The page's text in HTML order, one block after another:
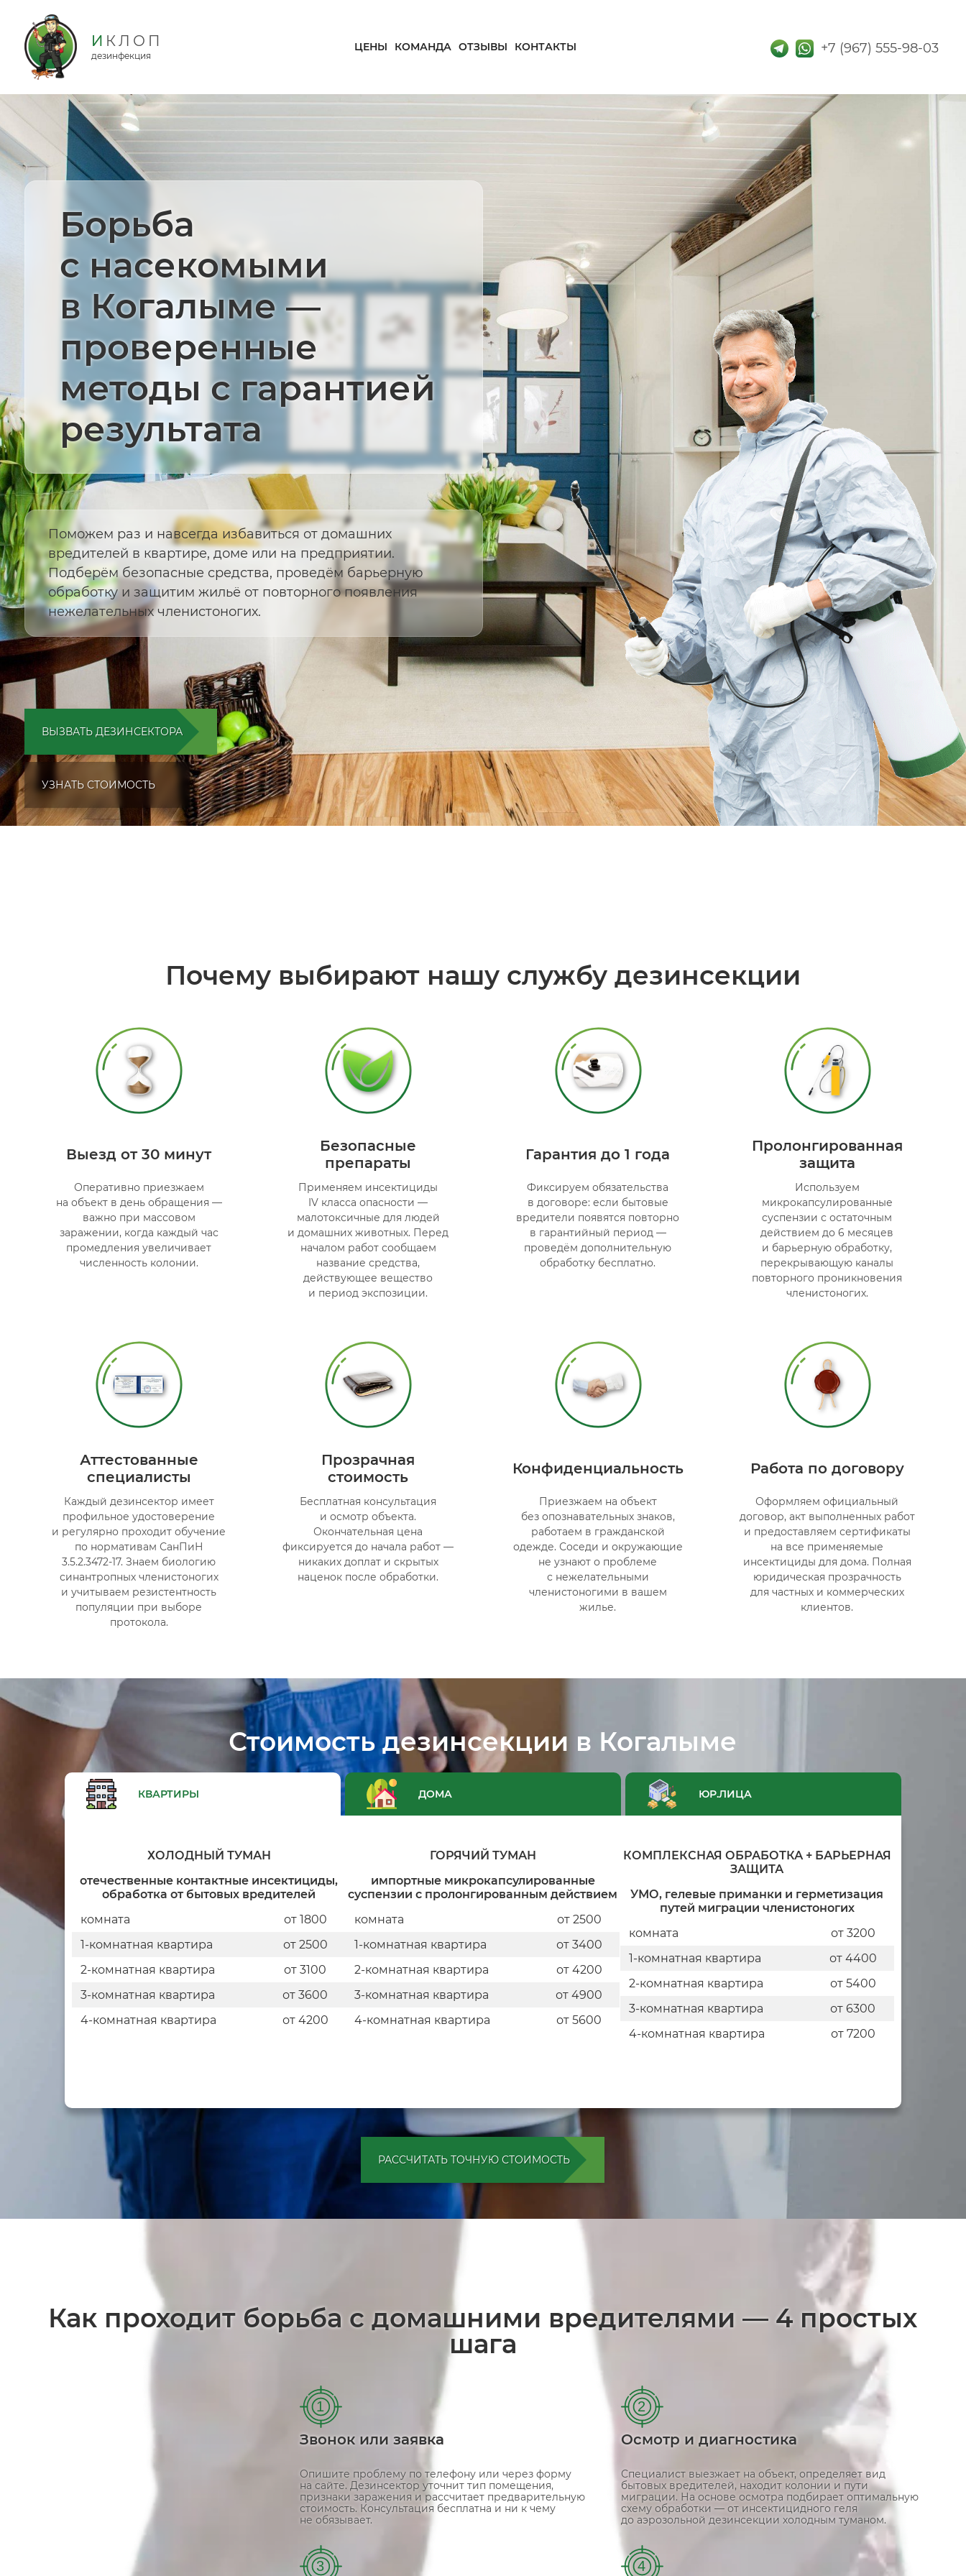
дезинфекция
ЦЕНЫ КОМАНДА ОТЗЫВЫ КОНТАКТЫ
Борьба
с насекомыми
в Когалыме —
проверенные
методы с гарантией
результата
Поможем раз и навсегда избавиться от домашних
вредителей в квартире, доме или на предприятии.
Подберём безопасные средства, проведём барьерную
обработку и защитим жильё от повторного появления
нежелательных членистоногих.
ВЫЗВАТЬ ДЕЗИНСЕКТОРА
УЗНАТЬ СТОИМОСТЬ
Почему выбирают нашу службу дезинсекции
Выезд от 30 минут
Оперативно приезжаем
на объект в день обращения —
важно при массовом
заражении, когда каждый час
промедления увеличивает
численность колонии.
Безопасные
препараты
Применяем инсектициды
IV класса опасности —
малотоксичные для людей
и домашних животных. Перед
началом работ сообщаем
название средства,
действующее вещество
и период экспозиции.
Гарантия до 1 года
Фиксируем обязательства
в договоре: если бытовые
вредители появятся повторно
в гарантийный период —
проведём дополнительную
обработку бесплатно.
Пролонгированная
защита
Используем
микрокапсулированные
суспензии с остаточным
действием до 6 месяцев
и барьерную обработку,
перекрывающую каналы
повторного проникновения
членистоногих.
Аттестованные
специалисты
Каждый дезинсектор имеет
профильное удостоверение
и регулярно проходит обучение
по нормативам СанПиН
3.5.2.3472-17. Знаем биологию
синантропных членистоногих
и учитываем резистентность
популяции при выборе
протокола.
Прозрачная
стоимость
Бесплатная консультация
и осмотр объекта.
Окончательная цена
фиксируется до начала работ —
никаких доплат и скрытых
наценок после обработки.
Конфиденциальность
Приезжаем на объект
без опознавательных знаков,
работаем в гражданской
одежде. Соседи и окружающие
не узнают о проблеме
с нежелательными
членистоногими в вашем
жилье.
Работа по договору
Оформляем официальный
договор, акт выполненных работ
и предоставляем сертификаты
на все применяемые
инсектициды для дома. Полная
юридическая прозрачность
для частных и коммерческих
клиентов.
Стоимость дезинсекции в Когалыме
КВАРТИРЫ ДОМА ЮР.ЛИЦА
ХОЛОДНЫЙ ТУМАН
отечественные контактные инсектициды,
обработка от бытовых вредителей
комната
от 1800
1-комнатная квартира
от 2500
2-комнатная квартира
от 3100
3-комнатная квартира
от 3600
4-комнатная квартира
от 4200
ГОРЯЧИЙ ТУМАН
импортные микрокапсулированные
суспензии с пролонгированным действием
комната
от 2500
1-комнатная квартира
от 3400
2-комнатная квартира
от 4200
3-комнатная квартира
от 4900
4-комнатная квартира
от 5600
КОМПЛЕКСНАЯ ОБРАБОТКА + БАРЬЕРНАЯ
ЗАЩИТА
УМО, гелевые приманки и герметизация
путей миграции членистоногих
комната
от 3200
1-комнатная квартира
от 4400
2-комнатная квартира
от 5400
3-комнатная квартира
от 6300
4-комнатная квартира
от 7200
РАССЧИТАТЬ ТОЧНУЮ СТОИМОСТЬ
Как проходит борьба с домашними вредителями — 4 простых
шага
1
Звонок или заявка
Опишите проблему по телефону или через форму
на сайте. Дезинсектор уточнит тип помещения,
признаки заражения и рассчитает предварительную
стоимость. Консультация бесплатна и ни к чему
не обязывает.
2
Осмотр и диагностика
Специалист выезжает на объект, определяет вид
бытовых вредителей, находит колонии и пути
миграции. На основе осмотра подбирает оптимальную
схему обработки — от инсектицидного геля
до аэрозольной дезинсекции холодным туманом.
3 4